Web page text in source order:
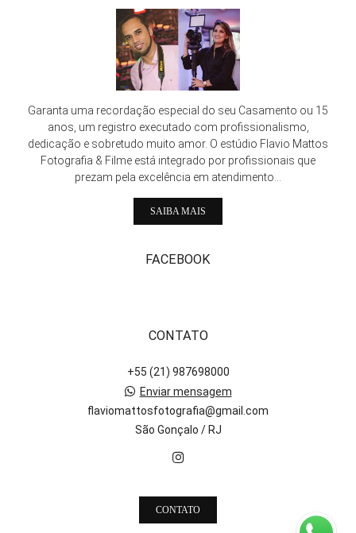
Garanta uma recordação especial do seu Casamento ou 15
anos, um registro executado com profissionalismo,
dedicação e sobretudo muito amor. O estúdio Flavio Mattos
Fotografia & Filme está integrado por profissionais que
prezam pela excelência em atendimento...
SAIBA MAIS
FACEBOOK
CONTATO
+55 (21) 987698000
Enviar mensagem
flaviomattosfotografia@gmail.com
São Gonçalo / RJ
CONTATO